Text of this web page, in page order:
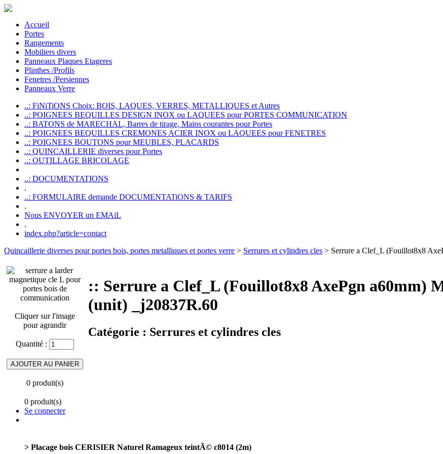
Accueil
Portes
Rangements
Mobiliers divers
Panneaux Plaques Etageres
Plinthes /Profils
Fenetres /Persiennes
Panneaux Verre
..: FiNiTiONS Choix: BOIS, LAQUES, VERRES, METALLIQUES et Autres
..: POIGNEES BEQUILLES DESIGN INOX ou LAQUEES pour PORTES COMMUNICATION
..: BATONS de MARECHAL, Barres de tirage, Mains courantes pour Portes
..: POIGNEES BEQUILLES CREMONES ACIER INOX ou LAQUEES pour FENETRES
..: POIGNEES BOUTONS pour MEUBLES, PLACARDS
..: QUINCAILLERIE diverses pour Portes
..: OUTILLAGE BRICOLAGE
..: DOCUMENTATIONS
.
..: FORMULAIRE demande DOCUMENTATiONS & TARIFS
.
Nous ENVOYER un EMAiL
.
index.php?article=contact
Quincaillerie diverses pour portes bois, portes metalliques et portes verre > Serrures et cylindres cles > Serrure a Clef_L (Fouillot8x8
Cliquer sur l'image
pour agrandir
Quantité :
0 produit(s)
:: Serrure a Clef_L (Fouillot8x8 AxePgn a60mm)
(unit) _j20837R.60
Catégorie : Serrures et cylindres cles
0 produit(s)
Se connecter
> Placage bois CERISIER Naturel Ramageux teintÃ© c8014 (2m)